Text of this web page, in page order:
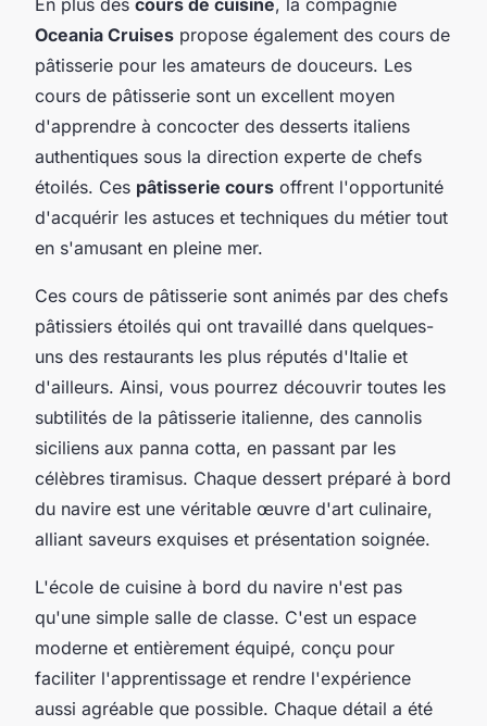
Oceania Cruises propose également des cours de
pâtisserie pour les amateurs de douceurs. Les
cours de pâtisserie sont un excellent moyen
d'apprendre à concocter des desserts italiens
authentiques sous la direction experte de chefs
étoilés. Ces pâtisserie cours offrent l'opportunité
d'acquérir les astuces et techniques du métier tout
en s'amusant en pleine mer.
Ces cours de pâtisserie sont animés par des chefs
pâtissiers étoilés qui ont travaillé dans quelques-
uns des restaurants les plus réputés d'Italie et
d'ailleurs. Ainsi, vous pourrez découvrir toutes les
subtilités de la pâtisserie italienne, des cannolis
siciliens aux panna cotta, en passant par les
célèbres tiramisus. Chaque dessert préparé à bord
du navire est une véritable œuvre d'art culinaire,
alliant saveurs exquises et présentation soignée.
L'école de cuisine à bord du navire n'est pas
qu'une simple salle de classe. C'est un espace
moderne et entièrement équipé, conçu pour
faciliter l'apprentissage et rendre l'expérience
aussi agréable que possible. Chaque détail a été